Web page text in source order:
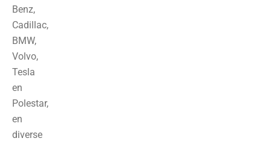
Benz,
Cadillac,
BMW,
Volvo,
Tesla
en
Polestar,
en
diverse